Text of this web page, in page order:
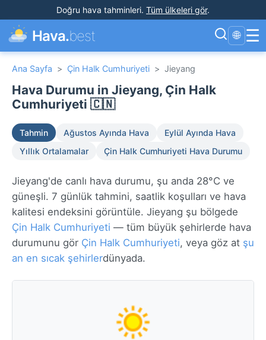
Doğru hava tahminleri. Tüm ülkeleri gör.
Hava.best 🌐 ☰
Ana Sayfa > Çin Halk Cumhuriyeti > Jieyang
Hava Durumu in Jieyang, Çin Halk
Cumhuriyeti 🇨🇳
Tahmin Ağustos Ayında Hava
Eylül Ayında Hava
Yıllık Ortalamalar
Çin Halk Cumhuriyeti Hava Durumu
Jieyang'de canlı hava durumu, şu anda 28°C ve
güneşli. 7 günlük tahmini, saatlik koşulları ve hava
kalitesi endeksini görüntüle. Jieyang şu bölgede
Çin Halk Cumhuriyeti — tüm büyük şehirlerde hava
durumunu gör Çin Halk Cumhuriyeti, veya göz at şu
an en sıcak şehirlerdünyada.